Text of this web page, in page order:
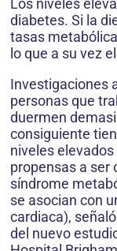
diabetes. Si la
tasas
lo que a su vez
Investigaciones
personas que
duermen
consiguiente
niveles
propensas a ser
síndrome
se asocian con
cardiaca),
del nuevo